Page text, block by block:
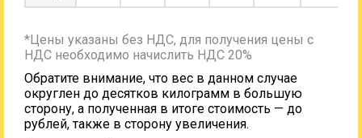
*Цены указаны без НДС, для получения цены с
НДС необходимо начислить НДС 20%
Обратите внимание, что вес в данном случае
округлен до десятков килограмм в большую
сторону, а полученная в итоге стоимость — до
рублей, также в сторону увеличения.